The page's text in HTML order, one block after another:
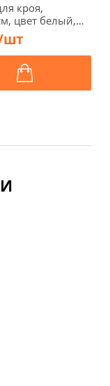
кроя,
цвет белый,
1
шт